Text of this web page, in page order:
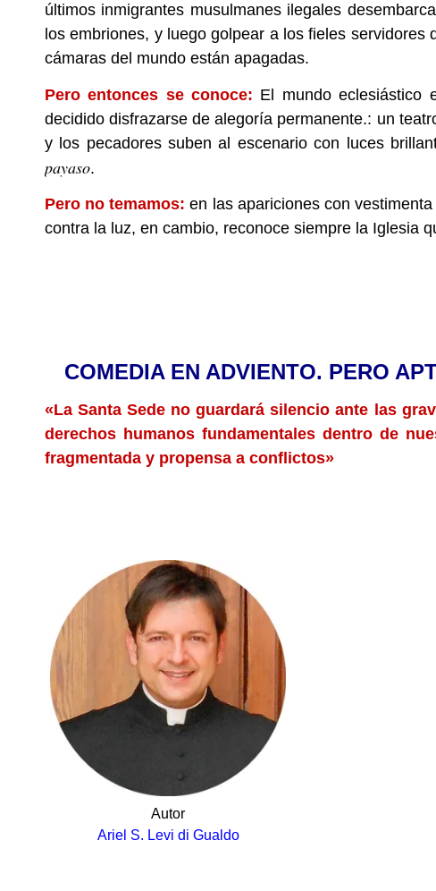
últimos inmigrantes musulmanes ilegales
los embriones, y luego golpear a los fieles
cámaras del mundo están apagadas.
Pero entonces se conoce: El mundo eclesiástico
decidido disfrazarse de alegoría permanente.: un
y los pecadores suben al escenario con luces
payaso.
Pero no temamos: en las apariciones con
contra la luz, en cambio, reconoce siempre la Iglesia
COMEDIA EN ADVIENTO. PERO
«La Santa Sede no guardará silencio ante las
derechos humanos fundamentales dentro de
fragmentada y propensa a conflictos»
Autor
Ariel S. Levi di Gualdo